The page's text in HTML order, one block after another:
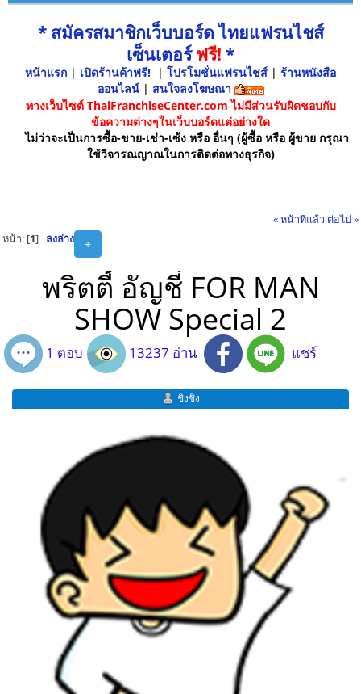
* สมัครสมาชิกเว็บบอร์ด ไทยแฟรนไชส์
เซ็นเตอร์ฟรี! *
หน้าแรก | เปิดร้านค้าฟรี! | โปรโมชั่นแฟรนไชส์ | ร้านหนังสือ
ออนไลน์ | สนใจลงโฆษณา
ทางเว็บไซต์ ThaiFranchiseCenter.com ไม่มีส่วนรับผิดชอบกับ
ข้อความต่างๆในเว็บบอร์ดแต่อย่างใด
ไม่ว่าจะเป็นการซื้อ-ขาย-เช่า-เซ้ง หรือ อื่นๆ (ผู้ซื้อ หรือ ผู้ขาย กรุณา
ใช้วิจารณญาณในการติดต่อทางธุรกิจ)
« หน้าที่แล้ว ต่อไป »
+
หน้า: [1] ลงล่าง
พริตตี้ อัญชี่ FOR MAN
SHOW Special 2
1 ตอบ 13237 อ่าน แชร์
ชิงชิง